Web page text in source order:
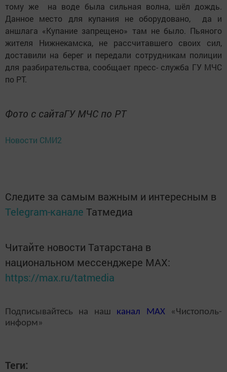
тому же на воде была сильная волна, шёл дождь.
Данное место для купания не оборудовано, да и
аншлага «Купание запрещено» там не было. Пьяного
жителя Нижнекамска, не рассчитавшего своих сил,
доставили на берег и передали сотрудникам полиции
для разбирательства, сообщает пресс- служба ГУ МЧС
по РТ.
Фото с сайтаГУ МЧС по РТ
Новости СМИ2
Следите за самым важным и интересным в
Telegram-канале Татмедиа
Читайте новости Татарстана в
национальном мессенджере MАХ:
https://max.ru/tatmedia
Подписывайтесь на наш канал MAX«Чистополь-
информ»
Теги: